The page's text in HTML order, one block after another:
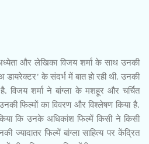
और लेखिका विजय शर्मा के साथ उनकी
के संदर्भ में बात हो रही थी. उनकी
शर्मा ने बांग्ला के मशहूर और चर्चित
फिल्मों का विवरण और विश्लेषण किया है.
कि उनके अधिकांश फिल्में किसी ने किसी
ज्यादातर फिल्में बांग्ला साहित्य पर केंद्रित